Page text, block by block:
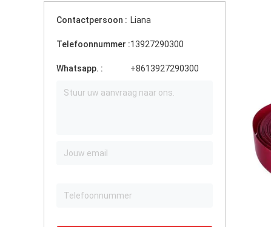
Contactpersoon : Liana
Telefoonnummer :13927290300
Whatsapp. : +8613927290300